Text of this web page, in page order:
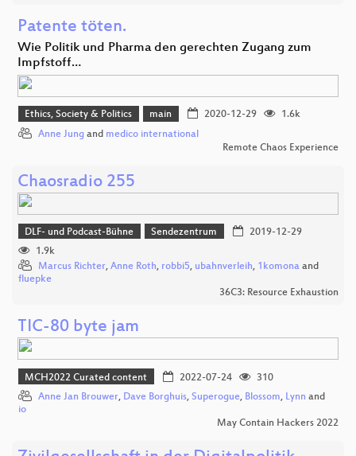
Patente töten.
Wie Politik und Pharma den gerechten Zugang zum
Impfstoff…
Ethics, Society & Politics main 2020-12-29
1.6k
Anne Jung and medico international
Remote Chaos Experience
Chaosradio 255
DLF- und Podcast-Bühne Sendezentrum
2019-12-29
1.9k
Marcus Richter, Anne Roth, robbi5, ubahnverleih, 1komona and
fluepke
36C3: Resource Exhaustion
TIC-80 byte jam
MCH2022 Curated content 2022-07-24
310
Anne Jan Brouwer, Dave Borghuis, Superogue, Blossom, Lynn and
io
May Contain Hackers 2022